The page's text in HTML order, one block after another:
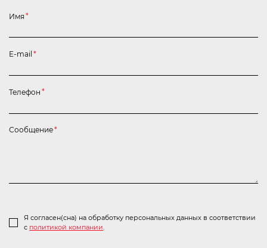
Имя *
E-mail *
Я согласен(сна) на обработку персональных данных в соответствии
с политикой компании.
Телефон *
Сообщение*